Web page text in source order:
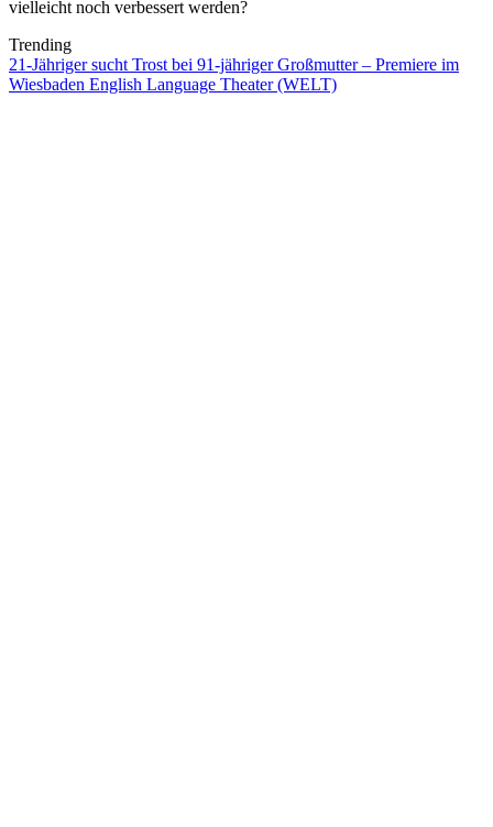
vielleicht noch verbessert werden?
Trending
21-Jähriger sucht Trost bei 91-jähriger Großmutter – Premiere im
Wiesbaden English Language Theater (WELT)